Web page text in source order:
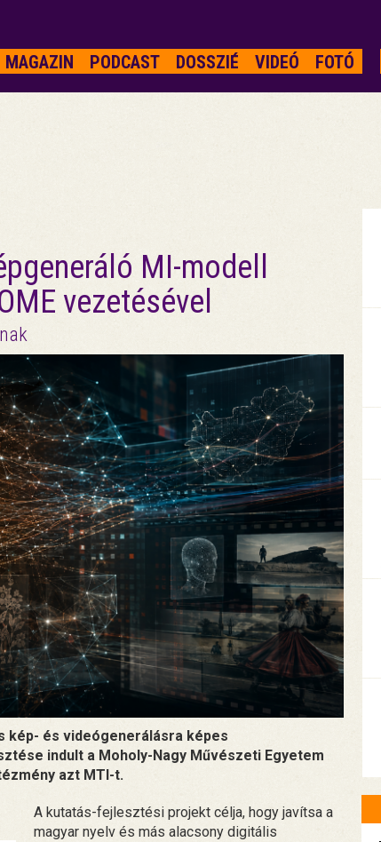
MAGAZIN PODCAST DOSSZIÉ VIDEÓ FOTÓ
MI-modell
vezetésével
kép- és videógenerálásra képes
indult a Moholy-Nagy Művészeti Egyetem
azt MTI-t.
A kutatás-fejlesztési projekt célja, hogy javítsa a
magyar nyelv és más alacsony digitális